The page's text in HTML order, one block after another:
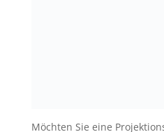
Möchten Sie eine